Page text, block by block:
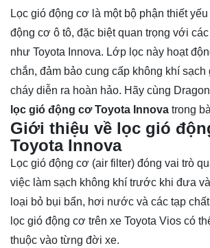
Lọc gió động cơ là một bộ phận thiết
động cơ ô tô, đặc biệt quan trọng với
như Toyota Innova. Lớp lọc này hoạt
chắn, đảm bảo cung cấp không khí sạch
cháy diễn ra hoàn hảo. Hãy cùng
lọc gió động cơ Toyota Innova trong
Giới thiệu về lọc gió
Toyota Innova
Lọc gió động cơ (air filter) đóng vai trò
việc làm sạch không khí trước khi đưa
loại bỏ bụi bẩn, hơi nước và các tạp
lọc gió động cơ trên xe Toyota Vios có
thuộc vào từng đời xe.